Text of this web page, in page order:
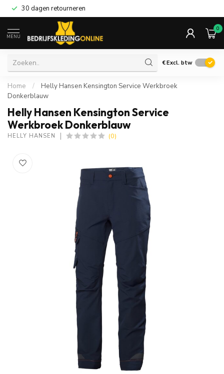
30 dagen retourneren
MENU
0
€Excl. btw
Home /
Helly Hansen Kensington Service Werkbroek
Donkerblauw
Helly Hansen Kensington Service
Werkbroek Donkerblauw
HELLY HANSEN (0)